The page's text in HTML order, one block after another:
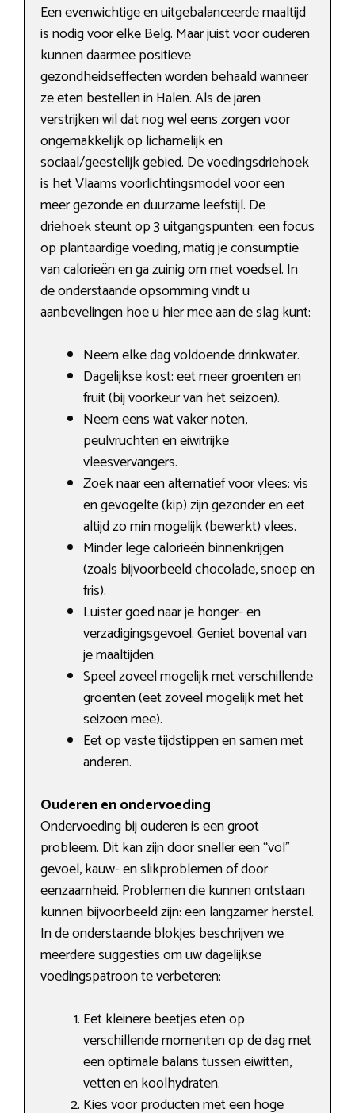
Een evenwichtige en uitgebalanceerde maaltijd
is nodig voor elke Belg. Maar juist voor ouderen
kunnen daarmee positieve
gezondheidseffecten worden behaald wanneer
ze eten bestellen in Halen. Als de jaren
verstrijken wil dat nog wel eens zorgen voor
ongemakkelijk op lichamelijk en
sociaal/geestelijk gebied. De voedingsdriehoek
is het Vlaams voorlichtingsmodel voor een
meer gezonde en duurzame leefstijl. De
driehoek steunt op 3 uitgangspunten: een focus
op plantaardige voeding, matig je consumptie
van calorieën en ga zuinig om met voedsel. In
de onderstaande opsomming vindt u
aanbevelingen hoe u hier mee aan de slag kunt:
Neem elke dag voldoende drinkwater.
Dagelijkse kost: eet meer groenten en
fruit (bij voorkeur van het seizoen).
Neem eens wat vaker noten,
peulvruchten en eiwitrijke
vleesvervangers.
Zoek naar een alternatief voor vlees: vis
en gevogelte (kip) zijn gezonder en eet
altijd zo min mogelijk (bewerkt) vlees.
Minder lege calorieën binnenkrijgen
(zoals bijvoorbeeld chocolade, snoep en
fris).
Luister goed naar je honger- en
verzadigingsgevoel. Geniet bovenal van
je maaltijden.
Speel zoveel mogelijk met verschillende
groenten (eet zoveel mogelijk met het
seizoen mee).
Eet op vaste tijdstippen en samen met
anderen.
Ouderen en ondervoeding
Ondervoeding bij ouderen is een groot
probleem. Dit kan zijn door sneller een “vol”
gevoel, kauw- en slikproblemen of door
eenzaamheid. Problemen die kunnen ontstaan
kunnen bijvoorbeeld zijn: een langzamer herstel.
In de onderstaande blokjes beschrijven we
meerdere suggesties om uw dagelijkse
voedingspatroon te verbeteren:
Eet kleinere beetjes eten op
verschillende momenten op de dag met
een optimale balans tussen eiwitten,
vetten en koolhydraten.
Kies voor producten met een hoge